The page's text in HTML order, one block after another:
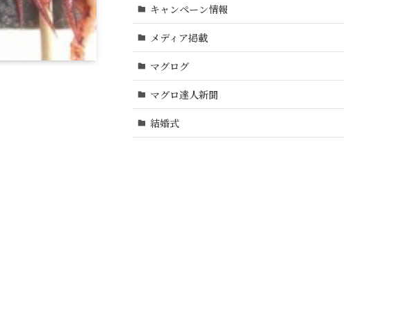
キャンペーン情報
メディア掲載
マグログ
マグロ達人新聞
結婚式